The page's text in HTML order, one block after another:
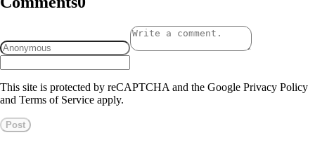
This site is protected by reCAPTCHA and the Google Privacy Policy
and Terms of Service apply.
Post